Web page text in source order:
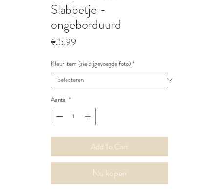
Slabbetje -
ongeborduurd
€5.99
Kleur item (zie bijgevoegde foto) *
Aantal *
Add To Cart
Nu kopen